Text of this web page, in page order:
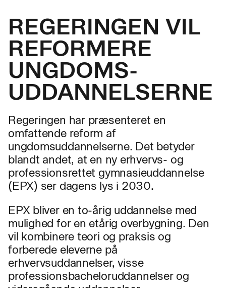
REGERINGEN VIL
REFORMERE
UNGDOMS­
UDDANNELSERNE
Regeringen har præsenteret en
omfattende reform af
ungdomsuddannelserne. Det betyder
blandt andet, at en ny erhvervs- og
professionsrettet gymnasieuddannelse
(EPX) ser dagens lys i 2030.
EPX bliver en to-årig uddannelse med
mulighed for en etårig overbygning. Den
vil kombinere teori og praksis og
forberede eleverne på
erhvervsuddannelser, visse
professionsbacheloruddannelser og